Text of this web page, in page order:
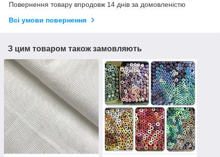
Повернення товару впродовж 14 днів за домовленістю
Всі умови повернення
З цим товаром також замовляють